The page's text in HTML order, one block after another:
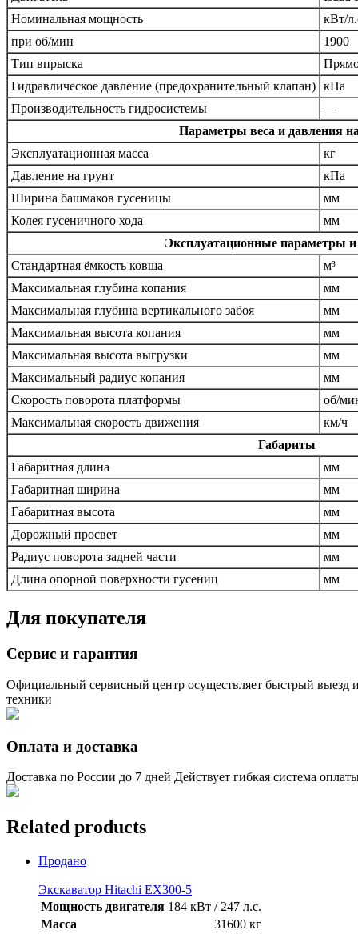
Номинальная мощность
кВт/
при об/мин
1900
Тип впрыска
Гидравлическое давление (предохранительный клапан) кПа
Производительность гидросистемы
—
Параметры веса и давления
Эксплуатационная масса
кг
Давление на грунт
кПа
Ширина башмаков гусеницы
мм
Колея гусеничного хода
мм
Эксплуатационные параметры
Стандартная ёмкость ковша
м³
Максимальная глубина копания
мм
Максимальная глубина вертикального забоя
мм
Максимальная высота копания
мм
Максимальная высота выгрузки
мм
Максимальный радиус копания
мм
Скорость поворота платформы
об/
Максимальная скорость движения
км/ч
Габариты
Габаритная длина
мм
Габаритная ширина
мм
Габаритная высота
мм
Дорожный просвет
мм
Радиус поворота задней части
мм
Длина опорной поверхности гусениц
мм
Для покупателя
Сервис и гарантия
Официальный сервисный центр осуществляет быстрый выезд
техники
Оплата и доставка
Доставка по России до 7 дней Действует гибкая система
Related products
Продано
Экскаватор Hitachi EX300-5
Мощность двигателя 184 кВт / 247 л.с.
Масса
31600 кг